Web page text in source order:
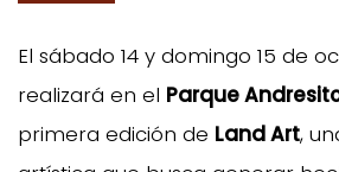
El sábado 14 y domingo 15 de
realizará en el Parque
primera edición de Land Art,